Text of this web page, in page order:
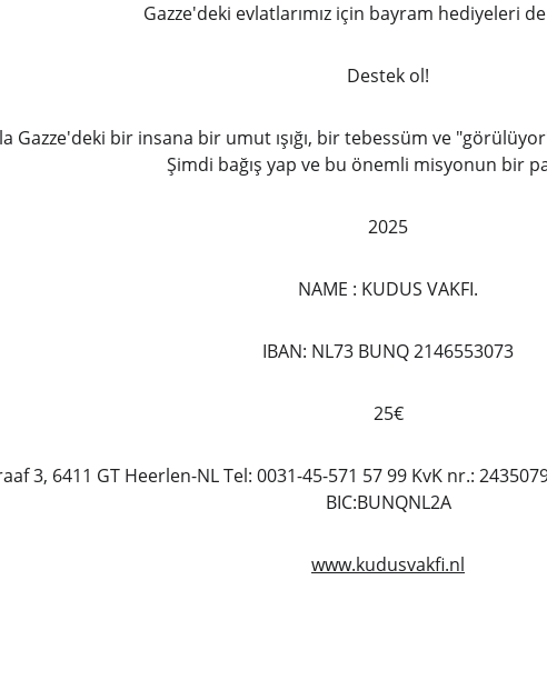
Gazze'deki evlatlarımız için bayram hediyeleri de
Destek ol!
Gazze'deki bir insana bir umut ışığı, bir tebessüm ve
Şimdi bağış yap ve bu önemli misyonun bir
2025
NAME : KUDUS VAKFI.
IBAN: NL73 BUNQ 2146553073
25€
3, 6411 GT Heerlen-NL Tel: 0031-45-571 57 99 KvK nr.:
BIC:BUNQNL2A
www.kudusvakfi.nl